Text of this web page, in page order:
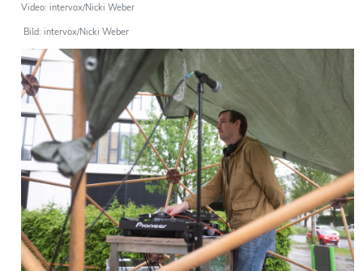
Video: intervox/Nicki Weber
Bild: intervox/Nicki Weber